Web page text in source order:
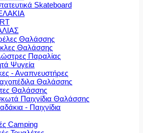
Skateboard
Θαλάσσης
Θαλάσσης
Παραλίας
Ψυγεία
- Αναπνευστήρες
Θαλάσσης
Θαλάσσης
Παιχνίδια Θαλάσσης
- Παιχνίδια
Camping